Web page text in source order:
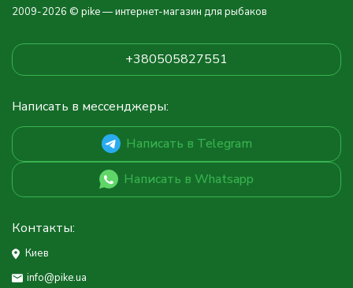
2009-2026 © pike — интернет-магазин для рыбаков
+380505827551
Написать в мессенджеры:
Написать в Telegram
Написать в Whatsapp
Контакты:
Киев
info@pike.ua